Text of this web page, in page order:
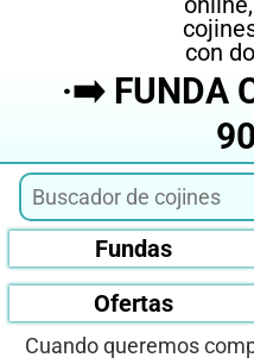
·➡️ FUNDA
Fundas
Ofertas
Cuando queremos